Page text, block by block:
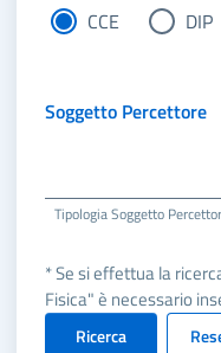
CCE DIP
Soggetto Percettore
Tipologia Soggetto
* Se si effettua la
Fisica" è necessario
Ricerca